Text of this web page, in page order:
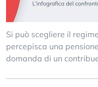
Si può scegliere il
percepisca una
domanda di un